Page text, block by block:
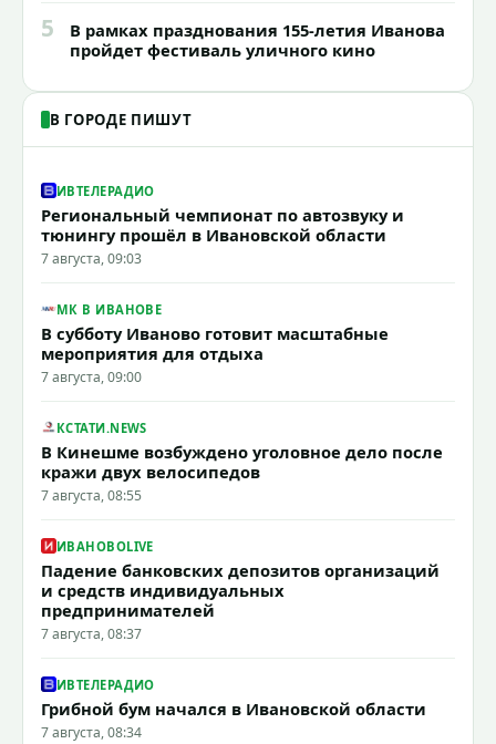
5
В рамках празднования 155-летия Иванова
пройдет фестиваль уличного кино
В ГОРОДЕ ПИШУТ
ИВТЕЛЕРАДИО
Региональный чемпионат по автозвуку и
тюнингу прошёл в Ивановской области
7 августа, 09:03
МК В ИВАНОВЕ
В субботу Иваново готовит масштабные
мероприятия для отдыха
7 августа, 09:00
КСТАТИ.NEWS
В Кинешме возбуждено уголовное дело после
кражи двух велосипедов
7 августа, 08:55
ИВАНОВОLIVE
Падение банковских депозитов организаций
и средств индивидуальных
предпринимателей
7 августа, 08:37
ИВТЕЛЕРАДИО
Грибной бум начался в Ивановской области
7 августа, 08:34